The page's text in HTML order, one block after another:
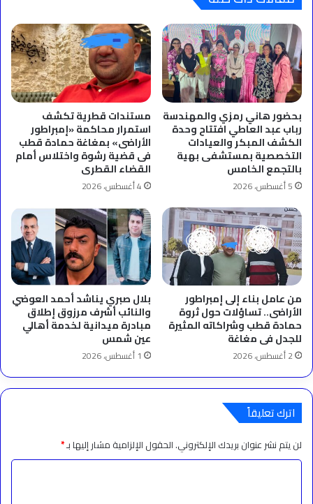
بحضور هاني رمزي والمهندسة
رباب عبد العاطي افتتاح وحدة
الكشف المبكر والعيادات
التخصصية بمستشفى بهية
بالتجمع الخامس
5 أغسطس، 2026
مستندات قطرية تكشف
استمرار محاكمة «إمبراطور
الأراضى» بمغاغة حمادة قطب
فى قضية رشوة واختلاس أمام
القضاء القطرى
4 أغسطس، 2026
من عامل بناء إلى إمبراطور
الأراضى.. تساؤلات حول ثروة
حمادة قطب وشراكاته المثيرة
للجدل فى مغاغة
2 أغسطس، 2026
بلال صبري يناشد أحمد العوضي
والنائب أشرف مرزوق إطلاق
مبادرة ميدانية لخدمة أهالي
عين شمس
1 أغسطس، 2026
اترك تعليقاً
لن يتم نشر عنوان بريدك الإلكتروني.الحقول الإلزامية مشار إليها بـ*